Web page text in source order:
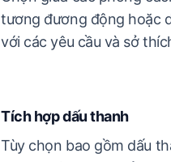
tương đương động hoặc
với các yêu cầu và sở
Tích hợp dấu thanh
Tùy chọn bao gồm dấu